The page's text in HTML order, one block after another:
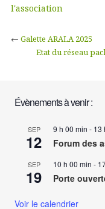
l'association
← Galette ARALA 2025
Etat du réseau
Évènements à venir :
SEP
12
9 h 00 min - 13
Forum des
SEP
19
10 h 00 min -
Porte
Voir le calendrier